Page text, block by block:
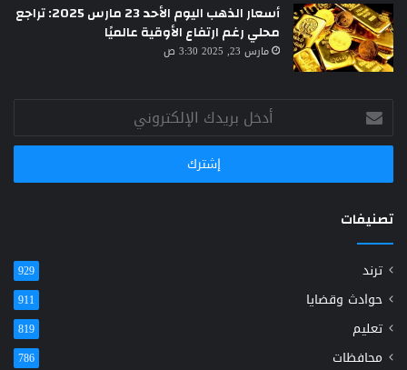
أسعار الذهب اليوم الأحد 23 مارس 2025: تراجع
محلي رغم ارتفاع الأوقية عالميًا
مارس 23, 2025 3:30 ص
أدخل
بريدك
الإلكتروني
تصنيفات
ترند 929
حوادث وقضايا 911
تعليم 819
محافظات 786